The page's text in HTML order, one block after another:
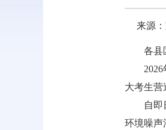
各县
大考生营
自即
环境噪声